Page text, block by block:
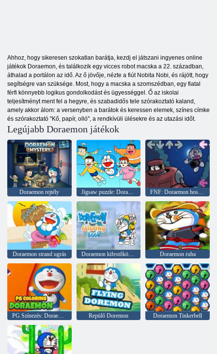
Ahhoz, hogy sikeresen szokatlan barátja, kezdj el játszani ingyenes online
játékok Doraemon, és találkozik egy vicces robot macska a 22. században,
áthalad a portálon az idő. Az ő jövője, nézte a fiút Nobita Nobi, és rájött, hogy
segítségre van szüksége. Most, hogy a macska a szomszédban, egy fiatal
férfi könnyebb logikus gondolkodást és ügyességgel. Ő az iskolai
teljesítményt ment fel a hegyre, és szabadidős tele szórakoztató kaland,
amely akkor álom: a versenyben a barátok és keressen elemek, színes címke
és szórakoztató "Kő, papír, olló", a rendkívüli ülésekre és az utazási időt.
Legújabb Doraemon játékok
Doraemon rejtély Jigsaw puzzle: Doraemon repül FNF: Doraemon hosszú napja
Doraemon strand ugrás Doraemon kifestőkönyv Doraemon ruha
PG Színezés: Doraemon Repülő Doremon Doraemon Tinkerbell